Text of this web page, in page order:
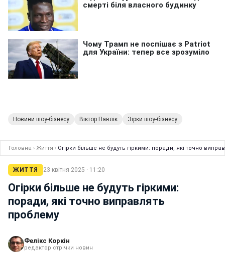
Новини шоу-бізнесу Віктор Павлік Зірки шоу-бізнесу
Головна › Життя › Огірки більше не будуть гіркими: поради, які точно
ЖИТТЯ 23 квітня 2025 · 11:20
Огірки більше не будуть гіркими:
поради, які точно виправлять
проблему
Фелікс Коркін
редактор стрічки новин